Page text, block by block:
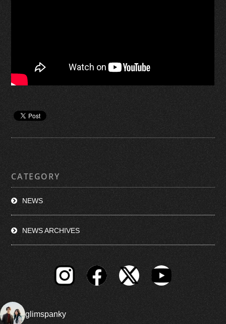
CATEGORY
NEWS
NEWS ARCHIVES
glimspanky